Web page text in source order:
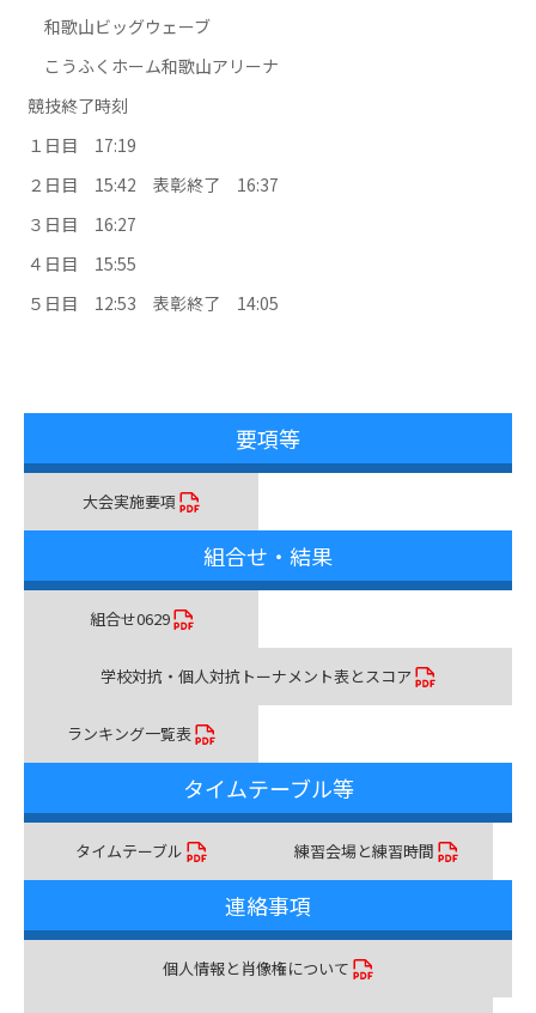
和歌山ビッグウェーブ
こうふくホーム和歌山アリーナ
競技終了時刻
１日目　17:19
２日目　15:42　表彰終了　16:37
３日目　16:27
４日目　15:55
５日目　12:53　表彰終了　14:05
要項等
大会実施要項
組合せ・結果
組合せ0629
学校対抗・個人対抗トーナメント表とスコア
ランキング一覧表
タイムテーブル等
タイムテーブル 練習会場と練習時間
連絡事項
個人情報と肖像権について